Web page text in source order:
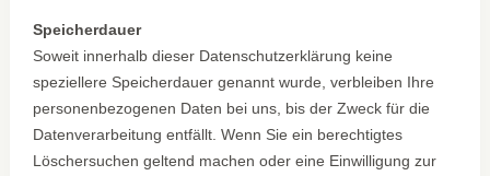
Speicherdauer
Soweit innerhalb dieser Datenschutzerklärung keine
speziellere Speicherdauer genannt wurde, verbleiben Ihre
personenbezogenen Daten bei uns, bis der Zweck für die
Datenverarbeitung entfällt. Wenn Sie ein berechtigtes
Löschersuchen geltend machen oder eine Einwilligung zur